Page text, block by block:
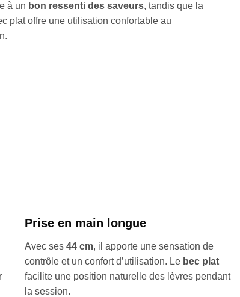
à un bon ressenti des saveurs, tandis que la
plat offre une utilisation confortable au
Prise en main longue
Avec ses 44 cm, il apporte une sensation de
contrôle et un confort d’utilisation. Le bec plat
facilite une position naturelle des lèvres pendant
la session.